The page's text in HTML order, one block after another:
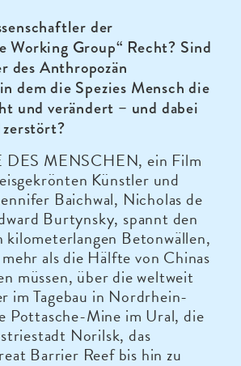
der
Working Group“ Recht? Sind
des Anthropozän
dem die Spezies Mensch die
und verändert – und dabei
MENSCHEN, ein Film
Künstler und
Baichwal, Nicholas de
Burtynsky, spannt den
kilometerlangen Betonwällen,
als die Hälfte von Chinas
müssen, über die weltweit
im Tagebau in Nordrhein-
Pottasche-Mine im Ural, die
Norilsk, das
Barrier Reef bis hin zu